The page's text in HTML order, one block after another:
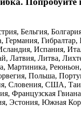
Бельгия,
Германия, Гибралтар,
Испания,
Латвия, Литва,
Мартиника,
Польша,
Словения, США,
Французская
Эстония, Южная